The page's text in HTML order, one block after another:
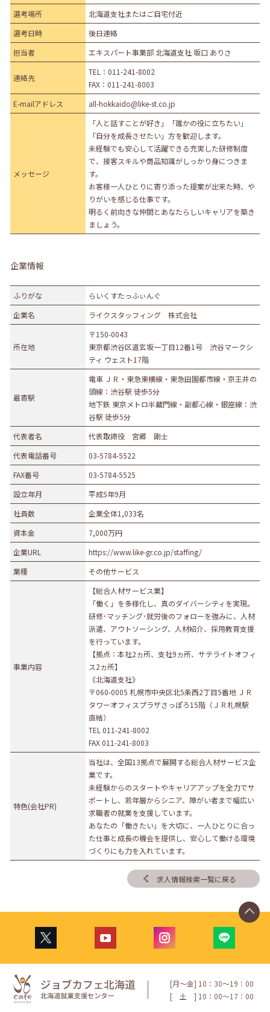
選考場所
北海道支社またはご自宅付近
選考日時
後日連絡
担当者
エキスパート事業部 北海道支社 坂口 ありさ
連絡先
TEL： 011-241-8002
FAX：011-241-8003
E-mailアドレス
all-hokkaido@like-st.co.jp
メッセージ
「人と話すことが好き」「誰かの役に立ちたい」
「自分を成長させたい」方を歓迎します。
未経験でも安心して活躍できる充実した研修制度
で、接客スキルや商品知識がしっかり身につきま
す。
お客様一人ひとりに寄り添った提案が出来た時、や
りがいを感じる仕事です。
明るく前向きな仲間とあなたらしいキャリアを築き
ましょう。
企業情報
ふりがな
らいくすたっふぃんぐ
企業名
ライクスタッフィング 株式会社
所在地
〒150-0043
東京都渋谷区道玄坂一丁目12番1号 渋谷マークシ
ティ ウェスト17階
最寄駅
電車 ＪＲ・東急東横線・東急田園都市線・京王井の
頭線：渋谷駅 徒歩5分
地下鉄 東京メトロ半蔵門線・副都心線・銀座線：渋
谷駅 徒歩5分
代表者名
代表取締役 宮郷 剛士
代表電話番号
03-5784-5522
FAX番号
03-5784-5525
設立年月
平成5年9月
社員数
企業全体1,033名
資本金
7,000万円
企業URL
https://www.like-gr.co.jp/staffing/
業種
その他サービス
事業内容
【総合人材サービス業】
「働く」を多様化し、真のダイバーシティを実現。
研修･マッチング･就労後のフォローを強みに、人材
派遣、アウトソーシング、人材紹介、採用教育支援
を行っています。
【拠点：本社2ヵ所、支社9ヵ所、サテライトオフィ
ス2ヵ所】
《北海道支社》
〒060-0005 札幌市中央区北5条西2丁目5番地 ＪＲ
タワーオフィスプラザさっぽろ15階（ＪＲ札幌駅
直結）
TEL 011-241-8002
FAX 011-241-8003
特色(会社PR)
当社は、全国13拠点で展開する総合人材サービス企
業です。
未経験からのスタートやキャリアアップを全力でサ
ポートし、若年層からシニア、障がい者まで幅広い
求職者の就業を支援しています。
あなたの「働きたい」を大切に、一人ひとりに合っ
た仕事と成長の機会を提供し、安心して働ける環境
づくりにも力を入れています。
求人情報検索一覧に戻る
[月〜金] 10：30〜19：00
[
土 ] 10：00〜17：00